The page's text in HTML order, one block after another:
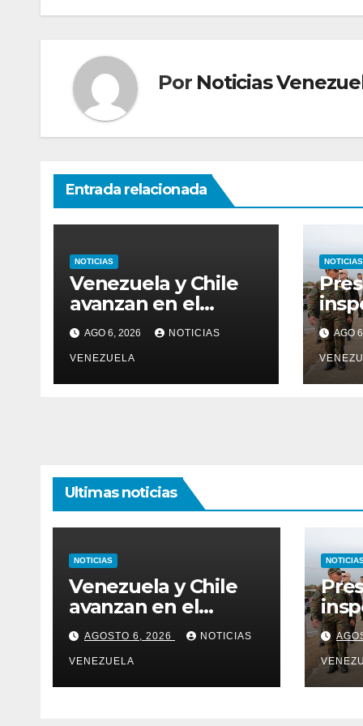
entradas
Por Noticias
Entrada relacionada
NOTICIAS
Venezuela y Chile
avanzan en el
restablecimiento de
relaciones
AGO 6, 2026 NOTICIAS
VENEZUELA
NOTICIAS
AGO
Ultimas noticias
NOTICIAS
Venezuela y Chile
avanzan en el
restablecimiento de
relaciones
AGOSTO 6, 2026 NOTICIAS
VENEZUELA